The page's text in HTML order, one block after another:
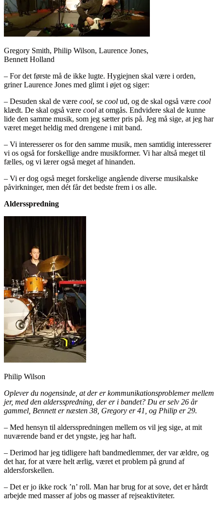
Gregory Smith, Philip Wilson, Laurence Jones,
Bennett Holland
– For det første må de ikke lugte. Hygiejnen skal være i orden,
griner Laurence Jones med glimt i øjet og siger:
– Desuden skal de være cool, se cool ud, og de skal også være cool
klædt. De skal også være cool at omgås. Endvidere skal de kunne
lide den samme musik, som jeg sætter pris på. Jeg må sige, at jeg har
været meget heldig med drengene i mit band.
– Vi interesserer os for den samme musik, men samtidig interesserer
vi os også for forskellige andre musikformer. Vi har altså meget til
fælles, og vi lærer også meget af hinanden.
– Vi er dog også meget forskelige angående diverse musikalske
påvirkninger, men dét får det bedste frem i os alle.
Aldersspredning
Philip Wilson
Oplever du nogensinde, at der er kommunikationsproblemer mellem
jer, med den aldersspredning, der er i bandet? Du er selv 26 år
gammel, Bennett er næsten 38, Gregory er 41, og Philip er 29.
– Med hensyn til aldersspredningen mellem os vil jeg sige, at mit
nuværende band er det yngste, jeg har haft.
– Derimod har jeg tidligere haft bandmedlemmer, der var ældre, og
det har, for at være helt ærlig, været et problem på grund af
aldersforskellen.
– Det er jo ikke rock ’n’ roll. Man har brug for at sove, det er hårdt
arbejde med masser af jobs og masser af rejseaktiviteter.